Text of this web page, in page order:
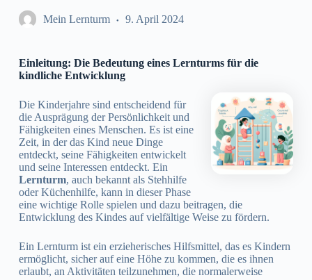
n
Mein Lernturm 9. April 2024
Einleitung: Die Bedeutung eines Lernturms für die
kindliche Entwicklung
Die Kinderjahre sind entscheidend für
die Ausprägung der Persönlichkeit und
Fähigkeiten eines Menschen. Es ist eine
Zeit, in der das Kind neue Dinge
entdeckt, seine Fähigkeiten entwickelt
und seine Interessen entdeckt. Ein
Lernturm, auch bekannt als Stehhilfe
oder Küchenhilfe, kann in dieser Phase
eine wichtige Rolle spielen und dazu beitragen, die
Entwicklung des Kindes auf vielfältige Weise zu fördern.
Ein Lernturm ist ein erzieherisches Hilfsmittel, das es Kindern
ermöglicht, sicher auf eine Höhe zu kommen, die es ihnen
erlaubt, an Aktivitäten teilzunehmen, die normalerweise